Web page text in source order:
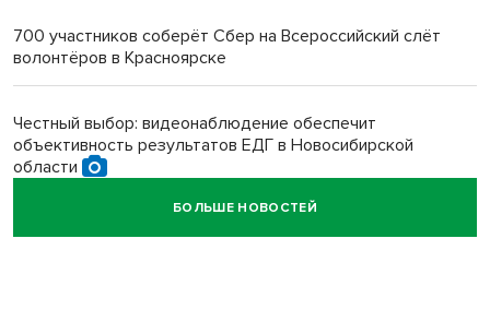
700 участников соберёт Сбер на Всероссийский слёт
волонтёров в Красноярске
Честный выбор: видеонаблюдение обеспечит
объективность результатов ЕДГ в Новосибирской
области
Кибертанки пошли в бой: «Ростелеком» объявляет
БОЛЬШЕ НОВОСТЕЙ